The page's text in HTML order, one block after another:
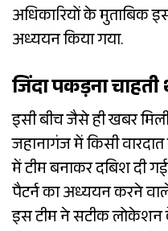
अधिकारियों के मुताबिक
अध्ययन किया गया.
जिंदा पकड़ना
इसी बीच जैसे ही खबर
जहानागंज में किसी
में टीम बनाकर दबिश दी
पैटर्न का अध्ययन करने
इस टीम ने सटीक